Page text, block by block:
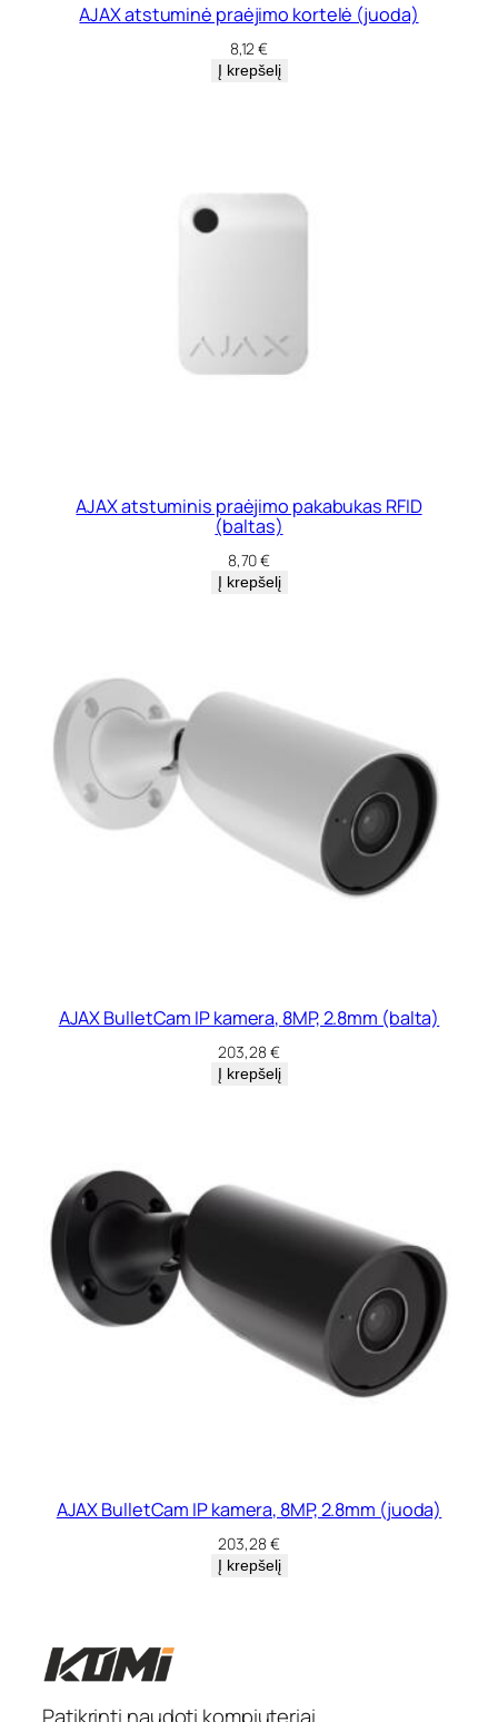
AJAX atstuminė praėjimo kortelė (juoda)
8,12€
Į krepšelį
AJAX atstuminis praėjimo pakabukas RFID
(baltas)
8,70€
Į krepšelį
AJAX BulletCam IP kamera, 8MP, 2.8mm (balta)
203,28€
Į krepšelį
AJAX BulletCam IP kamera, 8MP, 2.8mm (juoda)
203,28€
Į krepšelį